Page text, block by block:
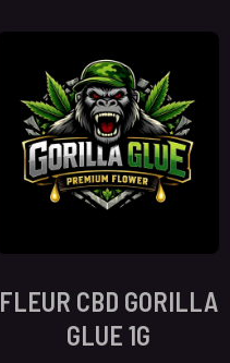
FLEUR CBD GORILLA
GLUE 1G